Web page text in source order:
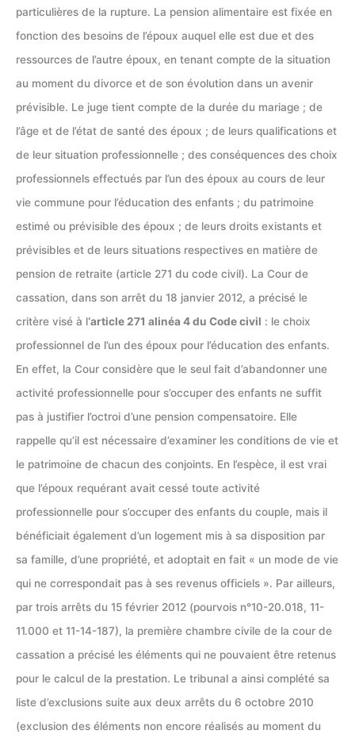
particulières de la rupture. La pension alimentaire est fixée en
fonction des besoins de l’époux auquel elle est due et des
ressources de l’autre époux, en tenant compte de la situation
au moment du divorce et de son évolution dans un avenir
prévisible. Le juge tient compte de la durée du mariage ; de
l’âge et de l’état de santé des époux ; de leurs qualifications et
de leur situation professionnelle ; des conséquences des choix
professionnels effectués par l’un des époux au cours de leur
vie commune pour l’éducation des enfants ; du patrimoine
estimé ou prévisible des époux ; de leurs droits existants et
prévisibles et de leurs situations respectives en matière de
pension de retraite (article 271 du code civil). La Cour de
cassation, dans son arrêt du 18 janvier 2012, a précisé le
critère visé à l‘article 271 alinéa 4 du Code civil : le choix
professionnel de l’un des époux pour l’éducation des enfants.
En effet, la Cour considère que le seul fait d’abandonner une
activité professionnelle pour s’occuper des enfants ne suffit
pas à justifier l’octroi d’une pension compensatoire. Elle
rappelle qu’il est nécessaire d’examiner les conditions de vie et
le patrimoine de chacun des conjoints. En l’espèce, il est vrai
que l’époux requérant avait cessé toute activité
professionnelle pour s’occuper des enfants du couple, mais il
bénéficiait également d’un logement mis à sa disposition par
sa famille, d’une propriété, et adoptait en fait « un mode de vie
qui ne correspondait pas à ses revenus officiels ». Par ailleurs,
par trois arrêts du 15 février 2012 (pourvois n°10-20.018, 11-
11.000 et 11-14-187), la première chambre civile de la cour de
cassation a précisé les éléments qui ne pouvaient être retenus
pour le calcul de la prestation. Le tribunal a ainsi complété sa
liste d’exclusions suite aux deux arrêts du 6 octobre 2010
(exclusion des éléments non encore réalisés au moment du